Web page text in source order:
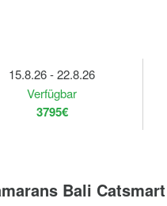
15.8.26 - 22.8.26
Verfügbar
3795€
Bali